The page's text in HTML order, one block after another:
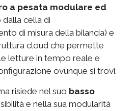
a pesata modulare ed
cella di
di misura della bilancia) e
cloud che permette
letture in tempo reale e
ovunque si trovi.
risiede nel suo basso
e nella sua modularità